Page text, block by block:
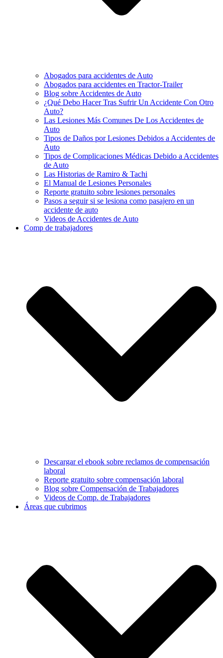
Abogados para accidentes de Auto
Abogados para accidentes en Tractor-Trailer
Blog sobre Accidentes de Auto
¿Qué Debo Hacer Tras Sufrir Un Accidente Con Otro
Auto?
Las Lesiones Más Comunes De Los Accidentes de
Auto
Tipos de Daños por Lesiones Debidos a Accidentes de
Auto
Tipos de Complicaciones Médicas Debido a Accidentes
de Auto
Las Historias de Ramiro & Tachi
El Manual de Lesiones Personales
Reporte gratuito sobre lesiones personales
Pasos a seguir si se lesiona como pasajero en un
accidente de auto
Videos de Accidentes de Auto
Comp de trabajadores
Descargar el ebook sobre reclamos de compensación
laboral
Reporte gratuito sobre compensación laboral
Blog sobre Compensación de Trabajadores
Videos de Comp. de Trabajadores
Áreas que cubrimos